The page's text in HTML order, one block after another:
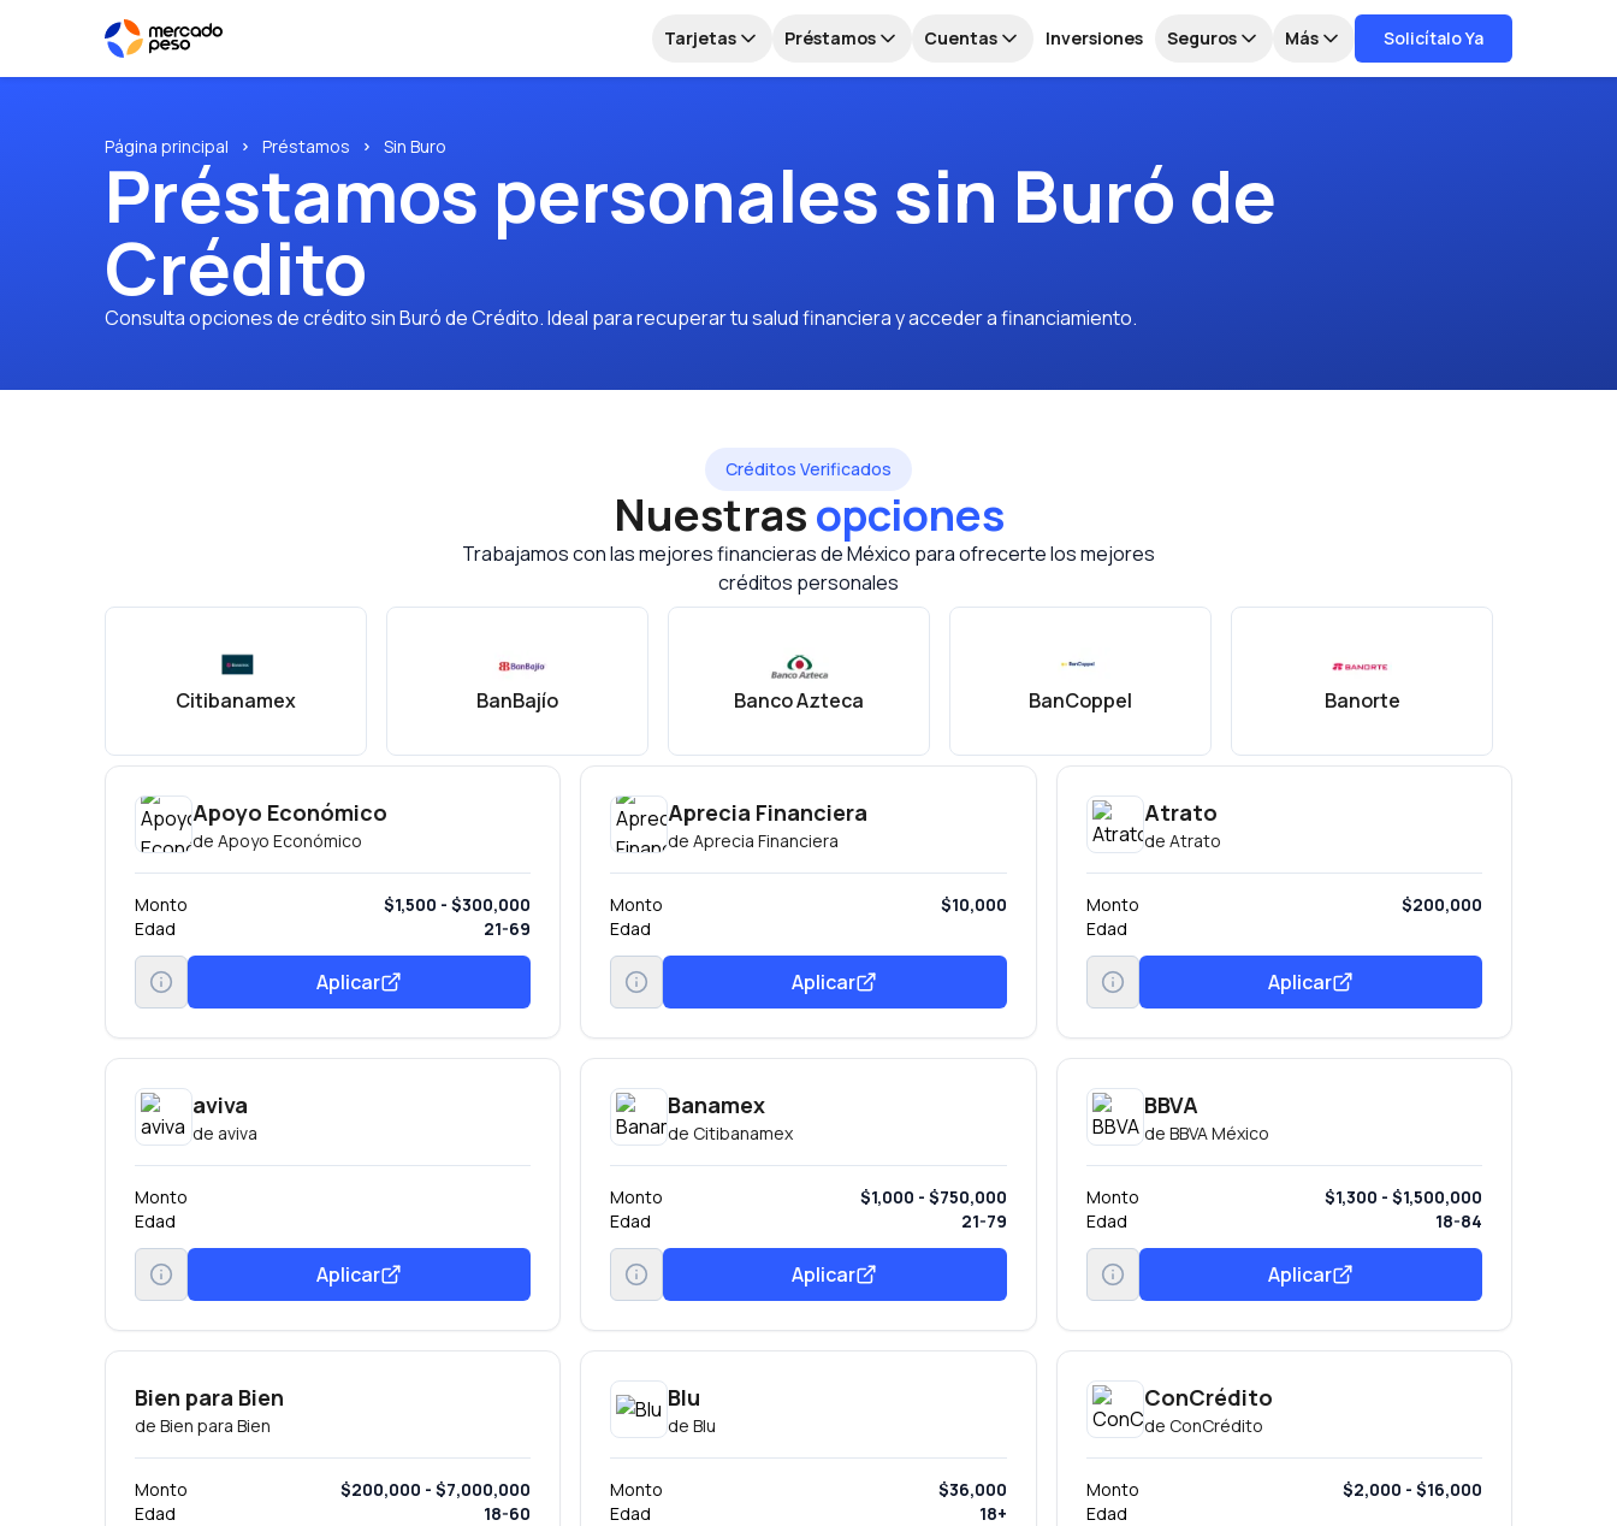
Tarjetas Préstamos Cuentas Inversiones Seguros Más Solicítalo Ya
Página principal Préstamos Sin Buro
Préstamos personales sin Buró de
Crédito
Consulta opciones de crédito sin Buró de Crédito. Ideal para recuperar tu salud financiera y acceder a financiamiento.
Créditos Verificados
Nuestrasopciones
Trabajamos con las mejores financieras de México para ofrecerte los mejores
créditos personales
Citibanamex BanBajío Banco Azteca BanCoppel Banorte
Apoyo Económico
de Apoyo Económico
Monto
$1,500 - $300,000
Edad
21-69
Aplicar
Aprecia Financiera
de Aprecia Financiera
Monto
$10,000
Edad
Aplicar
Atrato
de Atrato
Monto
$200,000
Edad
Aplicar
aviva
de aviva
Monto
Edad
Aplicar
Banamex
de Citibanamex
Monto
$1,000 - $750,000
Edad
21-79
Aplicar
BBVA
de BBVA México
Monto
$1,300 - $1,500,000
Edad
18-84
Aplicar
Bien para Bien
de Bien para Bien
Monto
$200,000 - $7,000,000
Edad
18-60
Blu
de Blu
Monto
$36,000
Edad
18+
ConCrédito
de ConCrédito
Monto
$2,000 - $16,000
Edad